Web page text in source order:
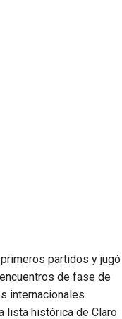
partidos y jugó
de fase de
internacionales.
lista histórica de Claro